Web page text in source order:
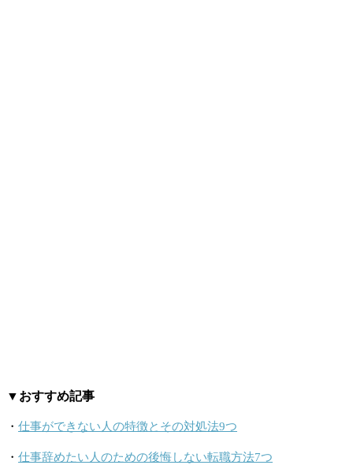
▼おすすめ記事
・ 仕事ができない人の特徴とその対処法9つ
・ 仕事辞めたい人のための後悔しない転職方法7つ